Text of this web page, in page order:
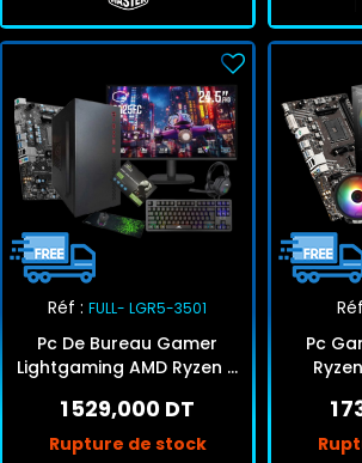
Réf : FULL- LGR5-3501
Pc De Bureau Gamer
Lightgaming AMD Ryzen 5
1 529,000 DT
Rupture de stock
Pc
1